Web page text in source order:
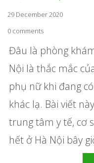
29 December 2020
0 comments
Đâu là phòng
Nội là thắc mắc
phụ nữ khi đang
khác lạ. Bài viết
trung tâm y tế, cơ
hết ở Hà Nội bây